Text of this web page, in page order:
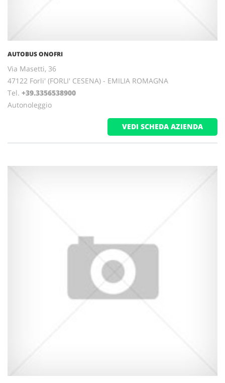
AUTOBUS ONOFRI
Via Masetti, 36
47122 Forli' (FORLI' CESENA) - EMILIA ROMAGNA
Tel. +39.3356538900
Autonoleggio
VEDI SCHEDA AZIENDA